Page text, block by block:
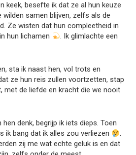
keek, besefte ik dat ze al hun keuze
wilden samen blijven, zelfs als de
Ze wisten dat hun compleetheid in
hun lichamen
. Ik glimlachte een
sta ik naast hen, vol trots en
ze hun reis zullen voortzetten, stap
met de liefde en kracht die we nooit
hen denk, begrijp ik iets dieps. Toen
ik bang dat ik alles zou verliezen
.
zij me wat echte geluk is en dat